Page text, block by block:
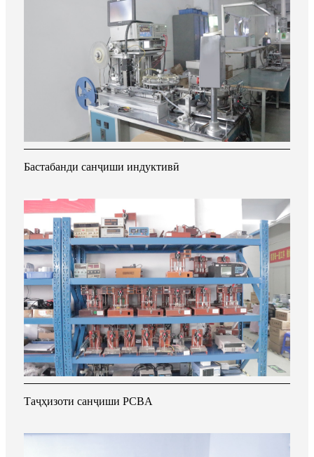
Бастабанди санҷиши индуктивӣ
Таҷҳизоти санҷиши PCBA